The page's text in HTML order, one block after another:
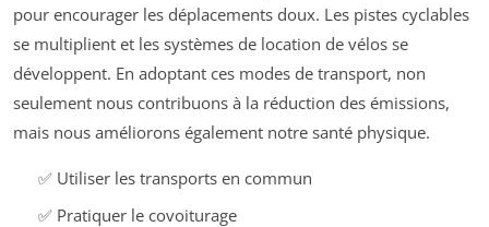
pour encourager les déplacements doux. Les pistes cyclables
se multiplient et les systèmes de location de vélos se
développent. En adoptant ces modes de transport, non
seulement nous contribuons à la réduction des émissions,
mais nous améliorons également notre santé physique.
✅ Utiliser les transports en commun
✅ Pratiquer le covoiturage